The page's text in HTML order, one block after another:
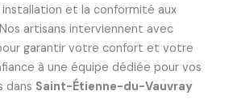
et la conformité aux
artisans interviennent avec
garantir votre confort et votre
à une équipe dédiée pour vos
dans Saint-Étienne-du-Vauvray